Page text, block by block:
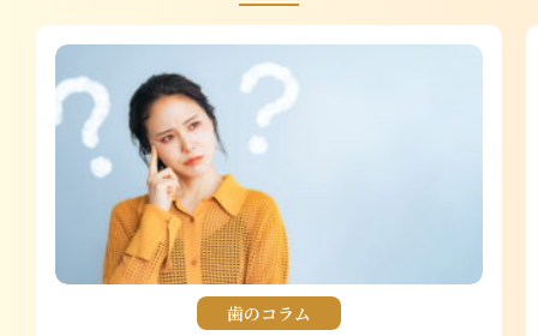
歯のコラム